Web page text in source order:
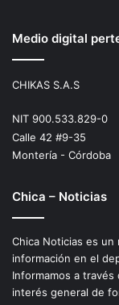
Medio digital
CHIKAS S.A.S
NIT 900.533.829-0
Calle 42 #9-35
Montería - Córdoba
Chica – Noticias
Chica Noticias es
información en el
Informamos a
interés general de